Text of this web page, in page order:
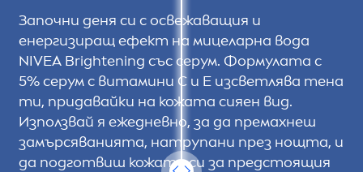
Започни деня си с освежаващия и
енергизиращ ефект на мицеларна вода
NIVEA Brightening със серум. Формулата с
5% серум с витамини C и E изсветлява тена
ти, придавайки на кожата сияен вид.
Използвай я ежедневно, за да премахнеш
замърсяванията, натрупани през нощта, и
да подготвиш кожата си за предстоящия